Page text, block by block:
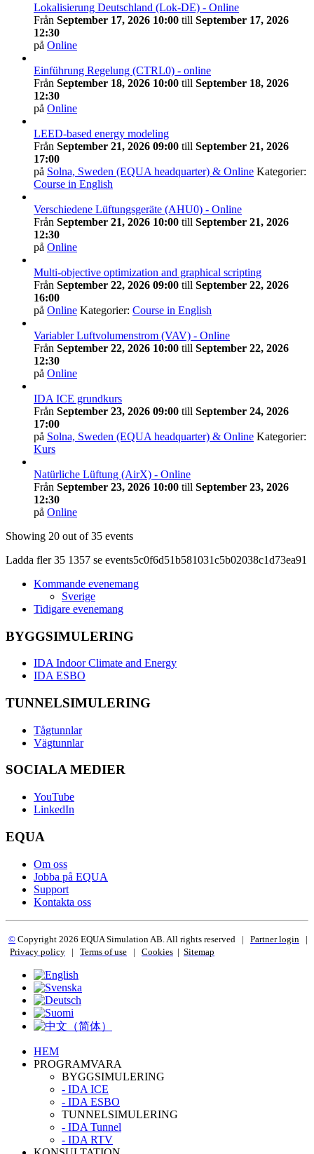
Lokalisierung Deutschland (Lok-DE) - Online
Från September 17, 2026 10:00 till September 17, 2026
12:30
på Online
Einführung Regelung (CTRL0) - online
Från September 18, 2026 10:00 till September 18, 2026
12:30
på Online
LEED-based energy modeling
Från September 21, 2026 09:00 till September 21, 2026
17:00
på Solna, Sweden (EQUA headquarter) & Online Kategorier:
Course in English
Verschiedene Lüftungsgeräte (AHU0) - Online
Från September 21, 2026 10:00 till September 21, 2026
12:30
på Online
Multi-objective optimization and graphical scripting
Från September 22, 2026 09:00 till September 22, 2026
16:00
på Online Kategorier: Course in English
Variabler Luftvolumenstrom (VAV) - Online
Från September 22, 2026 10:00 till September 22, 2026
12:30
på Online
IDA ICE grundkurs
Från September 23, 2026 09:00 till September 24, 2026
17:00
på Solna, Sweden (EQUA headquarter) & Online Kategorier:
Kurs
Natürliche Lüftung (AirX) - Online
Från September 23, 2026 10:00 till September 23, 2026
12:30
på Online
Showing 20 out of 35 events
Ladda fler 35 1357 se events5c0f6d51b581031c5b02038c1d73ea91
Kommande evenemang
Sverige
Tidigare evenemang
BYGGSIMULERING
IDA Indoor Climate and Energy
IDA ESBO
TUNNELSIMULERING
Tågtunnlar
Vägtunnlar
SOCIALA MEDIER
YouTube
LinkedIn
EQUA
Om oss
Jobba på EQUA
Support
Kontakta oss
© Copyright 2026 EQUA Simulation AB. All rights reserved | Partner login
|
Privacy policy | Terms of use | Cookies | Sitemap
HEM
PROGRAMVARA
BYGGSIMULERING
- IDA ICE
- IDA ESBO
TUNNELSIMULERING
- IDA Tunnel
- IDA RTV